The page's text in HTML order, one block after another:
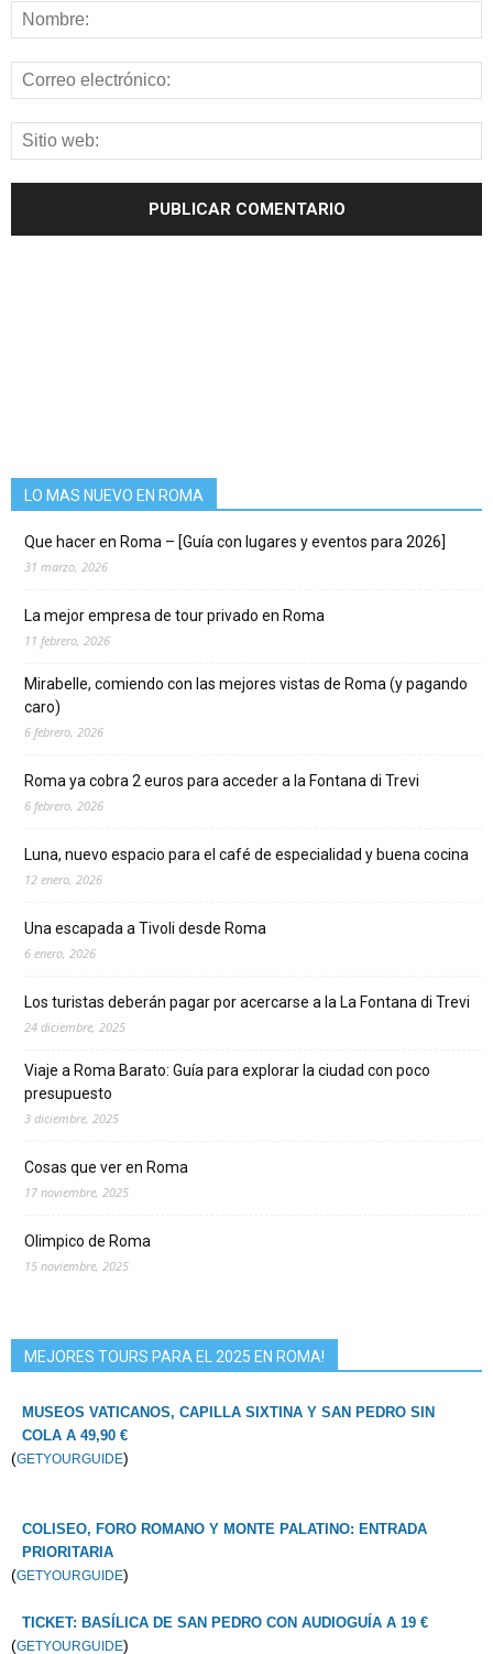
LO MAS NUEVO EN ROMA
Que hacer en Roma – [Guía con lugares y eventos para 2026]
31 marzo, 2026
La mejor empresa de tour privado en Roma
11 febrero, 2026
Mirabelle, comiendo con las mejores vistas de Roma (y pagando
caro)
6 febrero, 2026
Roma ya cobra 2 euros para acceder a la Fontana di Trevi
6 febrero, 2026
Luna, nuevo espacio para el café de especialidad y buena cocina
12 enero, 2026
Una escapada a Tivoli desde Roma
6 enero, 2026
Los turistas deberán pagar por acercarse a la La Fontana di Trevi
24 diciembre, 2025
Viaje a Roma Barato: Guía para explorar la ciudad con poco
presupuesto
3 diciembre, 2025
Cosas que ver en Roma
17 noviembre, 2025
Olimpico de Roma
15 noviembre, 2025
MEJORES TOURS PARA EL 2025 EN ROMA!
MUSEOS VATICANOS, CAPILLA SIXTINA Y SAN PEDRO SIN
COLA A 49,90 €
(GETYOURGUIDE)
COLISEO, FORO ROMANO Y MONTE PALATINO: ENTRADA
PRIORITARIA
(GETYOURGUIDE)
TICKET: BASÍLICA DE SAN PEDRO CON AUDIOGUÍA A 19 €
(GETYOURGUIDE)